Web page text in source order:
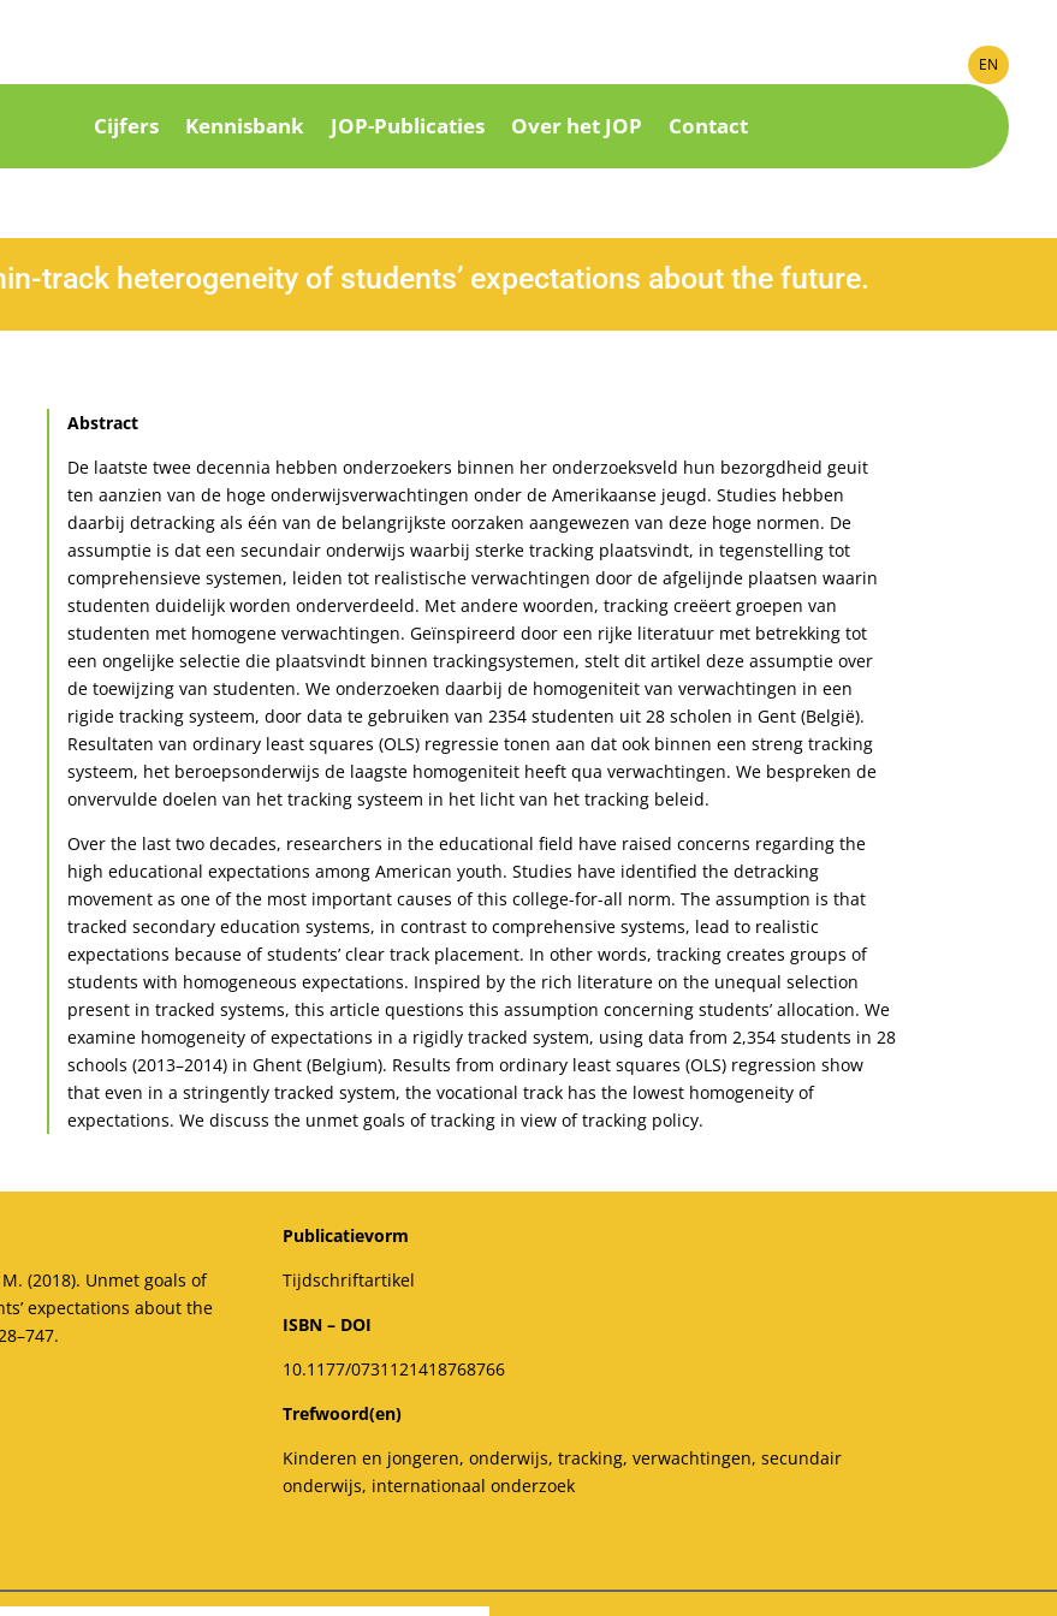
EN
Cijfers Kennisbank JOP-Publicaties Over het JOP Contact
track heterogeneity of students’ expectations about the future.
Abstract
De laatste twee decennia hebben onderzoekers binnen her onderzoeksveld hun bezorgdheid geuit
ten aanzien van de hoge onderwijsverwachtingen onder de Amerikaanse jeugd. Studies hebben
daarbij detracking als één van de belangrijkste oorzaken aangewezen van deze hoge normen. De
assumptie is dat een secundair onderwijs waarbij sterke tracking plaatsvindt, in tegenstelling tot
comprehensieve systemen, leiden tot realistische verwachtingen door de afgelijnde plaatsen waarin
studenten duidelijk worden onderverdeeld. Met andere woorden, tracking creëert groepen van
studenten met homogene verwachtingen. Geïnspireerd door een rijke literatuur met betrekking tot
een ongelijke selectie die plaatsvindt binnen trackingsystemen, stelt dit artikel deze assumptie over
de toewijzing van studenten. We onderzoeken daarbij de homogeniteit van verwachtingen in een
rigide tracking systeem, door data te gebruiken van 2354 studenten uit 28 scholen in Gent (België).
Resultaten van ordinary least squares (OLS) regressie tonen aan dat ook binnen een streng tracking
systeem, het beroepsonderwijs de laagste homogeniteit heeft qua verwachtingen. We bespreken de
onvervulde doelen van het tracking systeem in het licht van het tracking beleid.
Over the last two decades, researchers in the educational field have raised concerns regarding the
high educational expectations among American youth. Studies have identified the detracking
movement as one of the most important causes of this college-for-all norm. The assumption is that
tracked secondary education systems, in contrast to comprehensive systems, lead to realistic
expectations because of students’ clear track placement. In other words, tracking creates groups of
students with homogeneous expectations. Inspired by the rich literature on the unequal selection
present in tracked systems, this article questions this assumption concerning students’ allocation. We
examine homogeneity of expectations in a rigidly tracked system, using data from 2,354 students in 28
schools (2013–2014) in Ghent (Belgium). Results from ordinary least squares (OLS) regression show
that even in a stringently tracked system, the vocational track has the lowest homogeneity of
expectations. We discuss the unmet goals of tracking in view of tracking policy.
(2018). Unmet goals of
expectations about the
Publicatievorm
Tijdschriftartikel
ISBN – DOI
10.1177/0731121418768766
Trefwoord(en)
Kinderen en jongeren, onderwijs, tracking, verwachtingen, secundair
onderwijs, internationaal onderzoek